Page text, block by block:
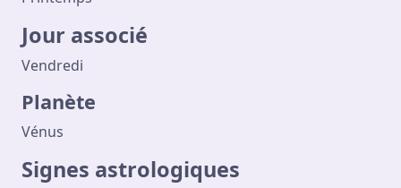
Jour associé
Vendredi
Planète
Vénus
Signes astrologiques